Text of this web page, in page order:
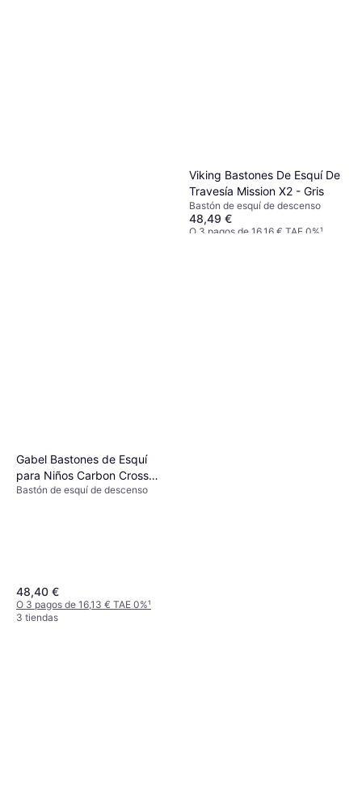
95,95 €
O 3 pagos de 31,98 € TAE 0%¹
3 tiendas
Viking Bastones De Esquí De
Travesía Mission X2 - Gris
Bastón de esquí de descenso
48,49 €
O 3 pagos de 16,16 € TAE 0%¹
Gabel Bastones de Esquí
para Niños Carbon Cross
Noir
Bastón de esquí de descenso
48,40 €
O 3 pagos de 16,13 € TAE 0%¹
3 tiendas